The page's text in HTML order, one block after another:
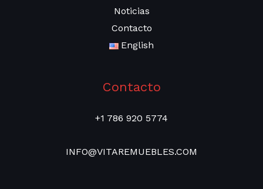
Noticias
Contacto
English
Contacto
+1 786 920 5774
INFO@VITAREMUEBLES.COM